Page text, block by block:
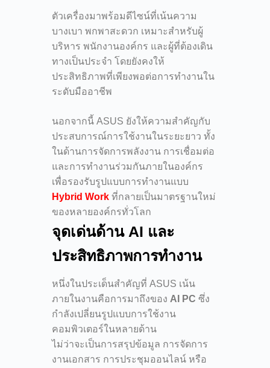
ตัวเครื่องมาพร้อมดีไซน์ที่เน้นความ
บางเบา พกพาสะดวก เหมาะสำหรับผู้
บริหาร พนักงานองค์กร และผู้ที่ต้องเดิน
ทางเป็นประจำ โดยยังคงให้
ประสิทธิภาพที่เพียงพอต่อการทำงานใน
ระดับมืออาชีพ
นอกจากนี้ ASUS ยังให้ความสำคัญกับ
ประสบการณ์การใช้งานในระยะยาว ทั้ง
ในด้านการจัดการพลังงาน การเชื่อมต่อ
และการทำงานร่วมกันภายในองค์กร
เพื่อรองรับรูปแบบการทำงานแบบ
Hybrid Work ที่กลายเป็นมาตรฐานใหม่
ของหลายองค์กรทั่วโลก
จุดเด่นด้าน AI และ
ประสิทธิภาพการทำงาน
หนึ่งในประเด็นสำคัญที่ ASUS เน้น
ภายในงานคือการมาถึงของ AI PC ซึ่ง
กำลังเปลี่ยนรูปแบบการใช้งาน
คอมพิวเตอร์ในหลายด้าน
ไม่ว่าจะเป็นการสรุปข้อมูล การจัดการ
งานเอกสาร การประชุมออนไลน์ หรือ